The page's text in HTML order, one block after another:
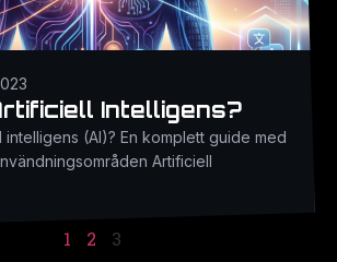
Intelligens?
intelligens (AI)? En komplett guide med
Artificiell
1 2 3